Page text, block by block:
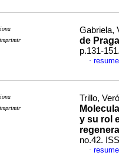
Gabriela,
de
p.131-
·
Trillo,
y su rol
no.42.
·